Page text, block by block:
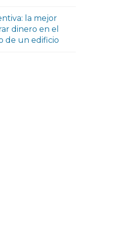
la mejor
dinero en el
de un edificio